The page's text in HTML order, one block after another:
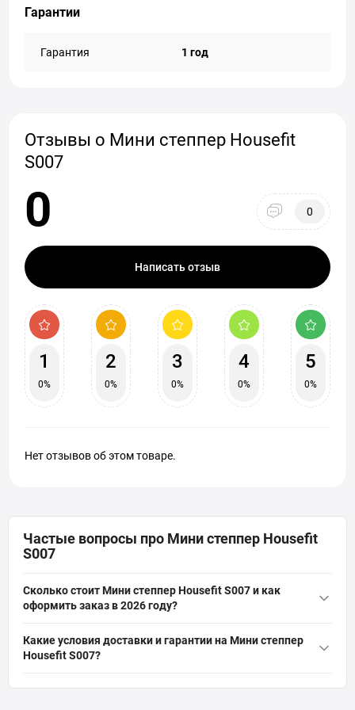
Гарантии
Гарантия 1 год
Отзывы о Мини степпер Housefit
S007
0 0
Написать отзыв
1
0%
2
0%
3
0%
4
0%
5
0%
Нет отзывов об этом товаре.
Частые вопросы про Мини степпер Housefit
S007
Сколько стоит Мини степпер Housefit S007 и как
оформить заказ в 2026 году?
Housefit S007 (Артикул: 17378) от бренда HouseFit составляет 2
Какие условия доставки и гарантии на Мини степпер
Housefit S007?